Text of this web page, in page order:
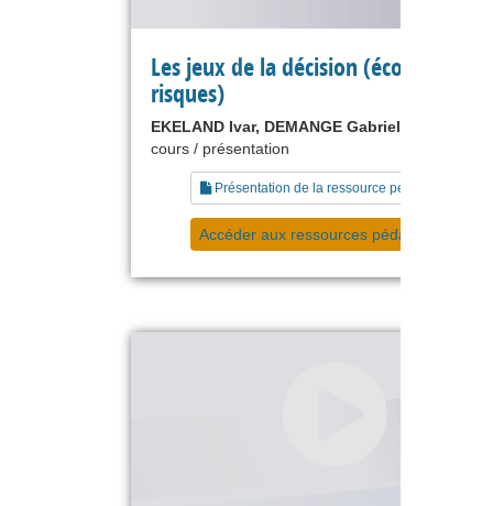
Les jeux de la décision (économie et
risques)
EKELAND Ivar, DEMANGE Gabrielle
cours / présentation
Présentation de la ressource pédagogique
Accéder aux ressources pédagogiques